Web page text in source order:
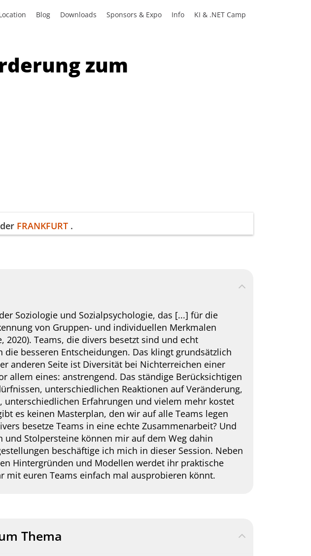
Blog Downloads Sponsors & Expo Info KI & .NET Camp
zum
FRANKFURT .
Soziologie und Sozialpsychologie, das [...] für die
von Gruppen- und individuellen Merkmalen
2020). Teams, die divers besetzt sind und echt
besseren Entscheidungen. Das klingt grundsätzlich
anderen Seite ist Diversität bei Nichterreichen einer
allem eines: anstrengend. Das ständige Berücksichtigen
unterschiedlichen Reaktionen auf Veränderung,
unterschiedlichen Erfahrungen und vielem mehr kostet
es keinen Masterplan, den wir auf alle Teams legen
besetze Teams in eine echte Zusammenarbeit? Und
und Stolpersteine können mir auf dem Weg dahin
beschäftige ich mich in dieser Session. Neben
Hintergründen und Modellen werdet ihr praktische
mit euren Teams einfach mal ausprobieren könnt.
Thema